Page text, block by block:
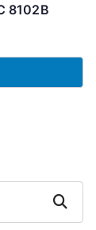
8102B
Zoeken